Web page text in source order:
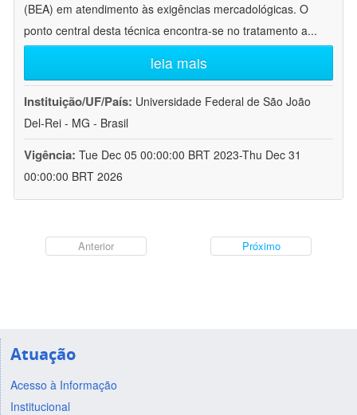
(BEA) em atendimento às exigências mercadológicas. O
ponto central desta técnica encontra-se no tratamento a...
leia mais
Instituição/UF/País: Universidade Federal de São João
Del-Rei - MG - Brasil
Vigência: Tue Dec 05 00:00:00 BRT 2023-Thu Dec 31
00:00:00 BRT 2026
Anterior Próximo
Atuação
Acesso à Informação
Institucional